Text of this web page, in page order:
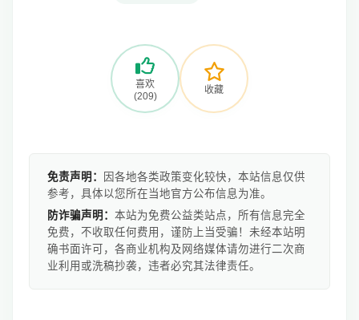
喜欢
(209)
收藏
免责声明：
因各地各类政策变化较快，本站信息仅供
参考，具体以您所在当地官方公布信息为准。
防诈骗声明： 本站为免费公益类站点，所有信息完全
免费，不收取任何费用，谨防上当受骗！未经本站明
确书面许可，各商业机构及网络媒体请勿进行二次商
业利用或洗稿抄袭，违者必究其法律责任。